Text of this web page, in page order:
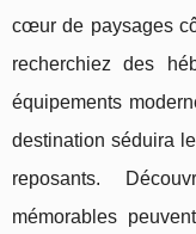
cœur de paysages
recherchiez des
équipements
destination séduira
reposants.
mémorables